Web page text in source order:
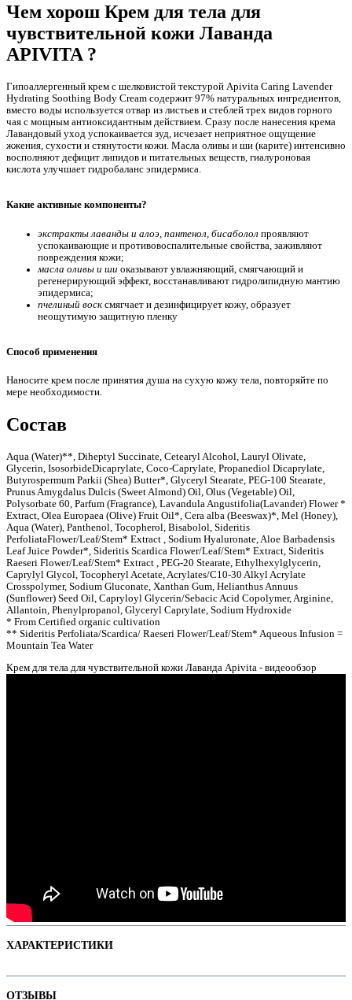
Чем хорош Крем для тела для
чувствительной кожи Лаванда
APIVITA ?
Гипоаллергенный крем с шелковистой текстурой Apivita Caring Lavender
Hydrating Soothing Body Cream содержит 97% натуральных ингредиентов,
вместо воды используется отвар из листьев и стеблей трех видов горного
чая с мощным антиоксидантным действием. Сразу после нанесения крема
Лавандовый уход успокаивается зуд, исчезает неприятное ощущение
жжения, сухости и стянутости кожи. Масла оливы и ши (карите) интенсивно
восполняют дефицит липидов и питательных веществ, гиалуроновая
кислота улучшает гидробаланс эпидермиса.
Какие активные компоненты?
экстракты лаванды и алоэ, пантенол, бисаболол проявляют
успокаивающие и противовоспалительные свойства, заживляют
повреждения кожи;
масла оливы и ши оказывают увлажняющий, смягчающий и
регенерирующий эффект, восстанавливают гидролипидную мантию
эпидермиса;
пчелиный воск смягчает и дезинфицирует кожу, образует
неощутимую защитную пленку
Способ применения
Наносите крем после принятия душа на сухую кожу тела, повторяйте по
мере необходимости.
Состав
Aqua (Water)**, Diheptyl Succinate, Cetearyl Alcohol, Lauryl Olivate,
Glycerin, IsosorbideDicaprylate, Coco-Caprylate, Propanediol Dicaprylate,
Butyrospermum Parkii (Shea) Butter*, Glyceryl Stearate, PEG-100 Stearate,
Prunus Amygdalus Dulcis (Sweet Almond) Oil, Olus (Vegetable) Oil,
Polysorbate 60, Parfum (Fragrance), Lavandula Angustifolia(Lavander) Flower *
Extract, Olea Europaea (Olive) Fruit Oil*, Cera alba (Beeswax)*, Mel (Honey),
Aqua (Water), Panthenol, Tocopherol, Bisabolol, Sideritis
PerfoliataFlower/Leaf/Stem* Extract , Sodium Hyaluronate, Aloe Barbadensis
Leaf Juice Powder*, Sideritis Scardica Flower/Leaf/Stem* Extract, Sideritis
Raeseri Flower/Leaf/Stem* Extract , PEG-20 Stearate, Ethylhexylglycerin,
Caprylyl Glycol, Tocopheryl Acetate, Acrylates/C10-30 Alkyl Acrylate
Crosspolymer, Sodium Gluconate, Xanthan Gum, Helianthus Annuus
(Sunflower) Seed Oil, Capryloyl Glycerin/Sebacic Acid Copolymer, Arginine,
Allantoin, Phenylpropanol, Glyceryl Caprylate, Sodium Hydroxide
* From Certified organic cultivation
** Sideritis Perfoliata/Scardica/ Raeseri Flower/Leaf/Stem* Aqueous Infusion =
Mountain Tea Water
Крем для тела для чувствительной кожи Лаванда Apivita - видеообзор
ХАРАКТЕРИСТИКИ
ОТЗЫВЫ